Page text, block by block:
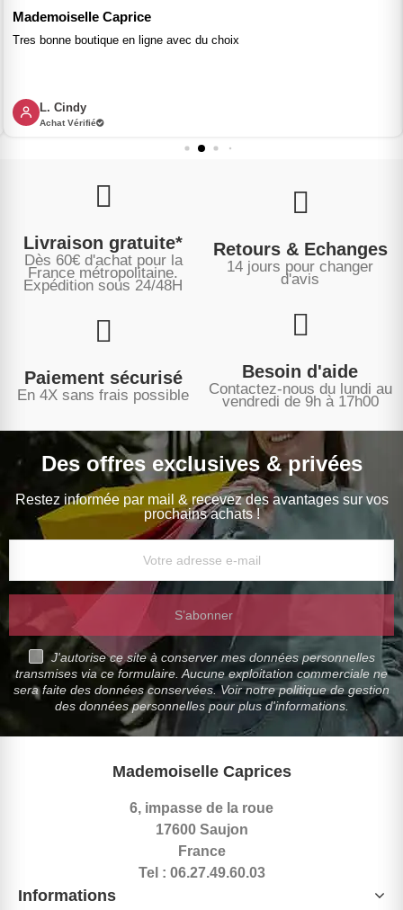
Mademoiselle Caprice
Tres bonne boutique en ligne avec du choix
L. Cindy
Achat Vérifié
Livraison gratuite*
Dès 60€ d'achat pour la
France métropolitaine.
Expédition sous 24/48H
Retours & Echanges
14 jours pour changer
d'avis
Paiement sécurisé
En 4X sans frais possible
Besoin d'aide
Contactez-nous du lundi au
vendredi de 9h à 17h00
Des offres exclusives & privées
Restez informée par mail & recevez des avantages sur vos
prochains achats !
S’abonner
J'autorise ce site à conserver mes données personnelles
transmises via ce formulaire. Aucune exploitation commerciale ne
sera faite des données conservées. Voir notre politique de gestion
des données personnelles pour plus d'informations.
Mademoiselle Caprices
6, impasse de la roue
17600 Saujon
France
Tel : 06.27.49.60.03
Informations